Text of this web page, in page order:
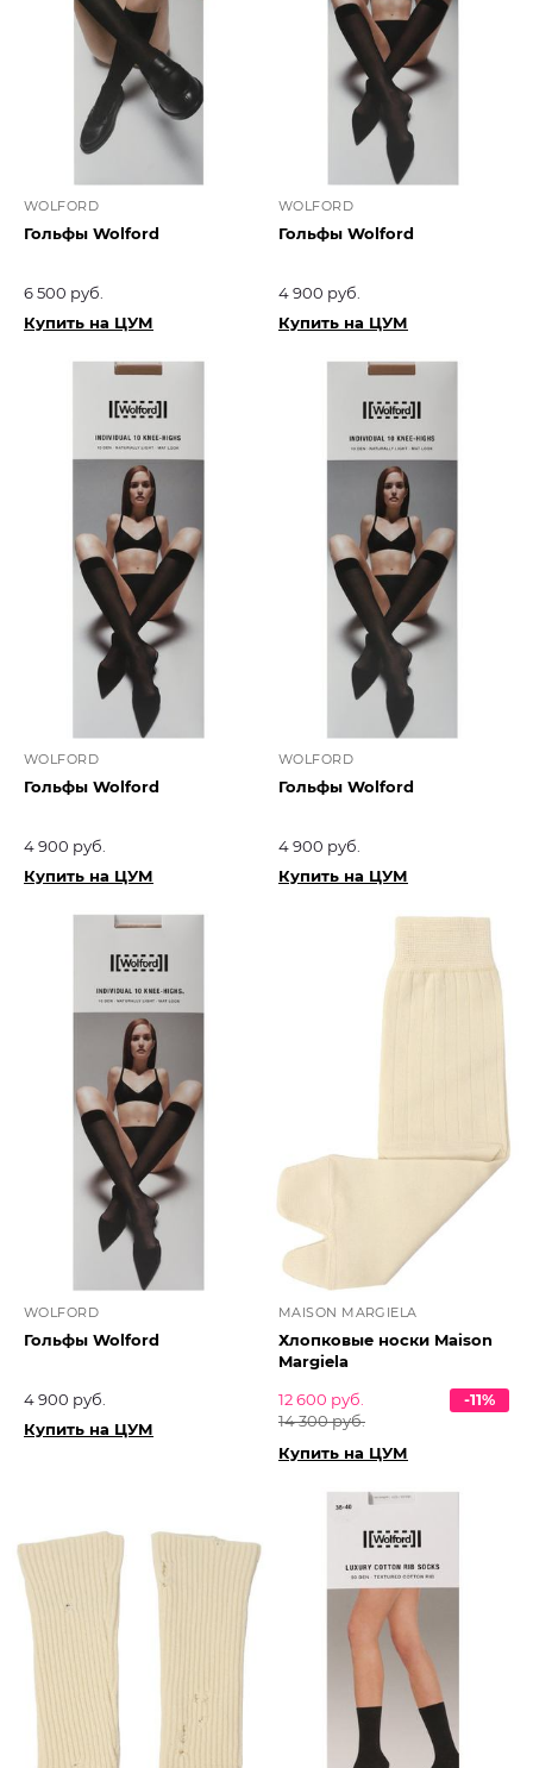
WOLFORD
Гольфы Wolford
6 500 руб.
Купить на ЦУМ
WOLFORD
Гольфы Wolford
4 900 руб.
Купить на ЦУМ
WOLFORD
Гольфы Wolford
4 900 руб.
Купить на ЦУМ
WOLFORD
Гольфы Wolford
4 900 руб.
Купить на ЦУМ
WOLFORD
Гольфы Wolford
4 900 руб.
Купить на ЦУМ
MAISON MARGIELA
Хлопковые носки Maison
Margiela
12 600 руб.
14 300 руб.
-11%
Купить на ЦУМ